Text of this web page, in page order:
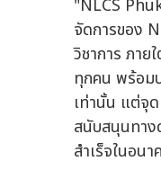
"NLCS
จัดการของ
วิชาการ ภา
ทุกคน พร้อม
เท่านั้น แต่จุ
สนับสนุนทาง
สำเร็จในอน